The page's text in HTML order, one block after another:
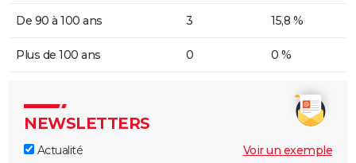
De 90 à 100 ans 3 15,8 %
Plus de 100 ans 0 0 %
NEWSLETTERS
Actualité
Voir un exemple